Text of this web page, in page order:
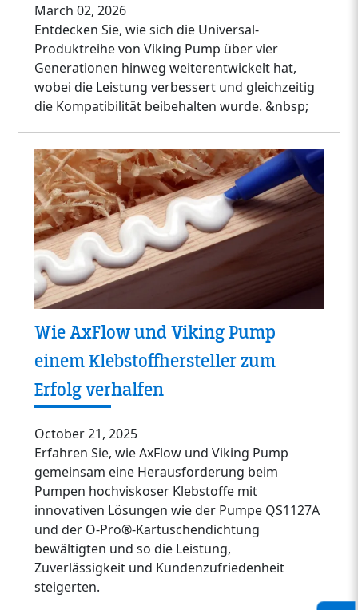
March 02, 2026
Entdecken Sie, wie sich die Universal-
Produktreihe von Viking Pump über vier
Generationen hinweg weiterentwickelt hat,
wobei die Leistung verbessert und gleichzeitig
die Kompatibilität beibehalten wurde. &nbsp;
Wie AxFlow und Viking Pump
einem Klebstoffhersteller zum
Erfolg verhalfen
October 21, 2025
Erfahren Sie, wie AxFlow und Viking Pump
gemeinsam eine Herausforderung beim
Pumpen hochviskoser Klebstoffe mit
innovativen Lösungen wie der Pumpe QS1127A
und der O-Pro®-Kartuschendichtung
bewältigten und so die Leistung,
Zuverlässigkeit und Kundenzufriedenheit
steigerten.